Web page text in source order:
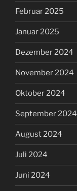
Februar 2025
Januar 2025
Dezember 2024
November 2024
Oktober 2024
September 2024
August 2024
Juli 2024
Juni 2024